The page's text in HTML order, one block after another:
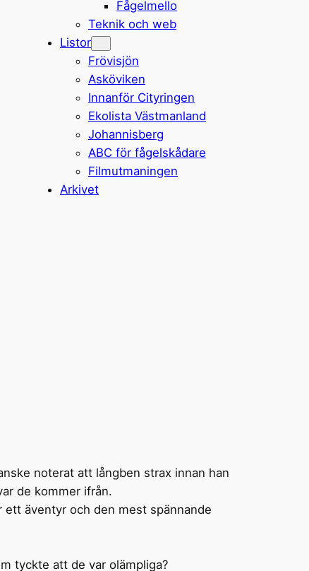
Fågelmello
Teknik och web
Listor
Frövisjön
Asköviken
Innanför Cityringen
Ekolista Västmanland
Johannisberg
ABC för fågelskådare
Filmutmaningen
Arkivet
noterat att långben strax innan han
de kommer ifrån.
äventyr och den mest spännande
tyckte att de var olämpliga?